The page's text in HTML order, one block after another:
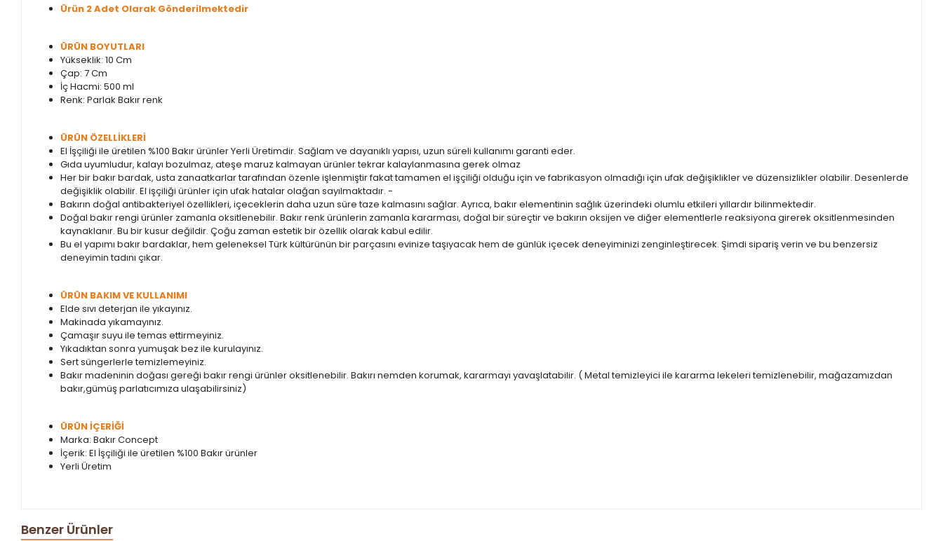
Ürün 2 Adet Olarak Gönderilmektedir
ÜRÜN BOYUTLARI
Yükseklik: 10 Cm
Çap: 7 Cm
İç Hacmi: 500 ml
Renk: Parlak Bakır renk
ÜRÜN ÖZELLİKLERİ
El İşçiliği ile üretilen %100 Bakır ürünler Yerli Üretimdir. Sağlam ve dayanıklı yapısı, uzun süreli kullanımı garanti eder.
Gıda uyumludur, kalayı bozulmaz, ateşe maruz kalmayan ürünler tekrar kalaylanmasına gerek olmaz
Her bir bakır bardak, usta zanaatkarlar tarafından özenle işlenmiştir fakat tamamen el işçiliği olduğu için ve fabrikasyon olmadığı için ufak değişiklikler ve düzensizlikler olabilir. Desenlerde
değişiklik olabilir. El işçiliği ürünler için ufak hatalar olağan sayılmaktadır. -
Bakırın doğal antibakteriyel özellikleri, içeceklerin daha uzun süre taze kalmasını sağlar. Ayrıca, bakır elementinin sağlık üzerindeki olumlu etkileri yıllardır bilinmektedir.
Doğal bakır rengi ürünler zamanla oksitlenebilir. Bakır renk ürünlerin zamanla kararması, doğal bir süreçtir ve bakırın oksijen ve diğer elementlerle reaksiyona girerek oksitlenmesinden
kaynaklanır. Bu bir kusur değildir. Çoğu zaman estetik bir özellik olarak kabul edilir.
Bu el yapımı bakır bardaklar, hem geleneksel Türk kültürünün bir parçasını evinize taşıyacak hem de günlük içecek deneyiminizi zenginleştirecek. Şimdi sipariş verin ve bu benzersiz
deneyimin tadını çıkar.
ÜRÜN BAKIM VE KULLANIMI
Elde sıvı deterjan ile yıkayınız.
Makinada yıkamayınız.
Çamaşır suyu ile temas ettirmeyiniz.
Yıkadıktan sonra yumuşak bez ile kurulayınız.
Sert süngerlerle temizlemeyiniz.
Bakır madeninin doğası gereği bakır rengi ürünler oksitlenebilir. Bakırı nemden korumak, kararmayı yavaşlatabilir. ( Metal temizleyici ile kararma lekeleri temizlenebilir, mağazamızdan
bakır,gümüş parlatıcımıza ulaşabilirsiniz)
ÜRÜN İÇERİĞİ
Marka: Bakır Concept
İçerik: El İşçiliği ile üretilen %100 Bakır ürünler
Yerli Üretim
Benzer Ürünler